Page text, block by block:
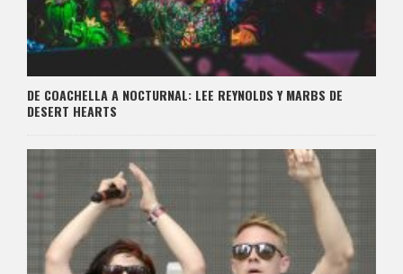
DE COACHELLA A NOCTURNAL: LEE REYNOLDS Y MARBS DE
DESERT HEARTS